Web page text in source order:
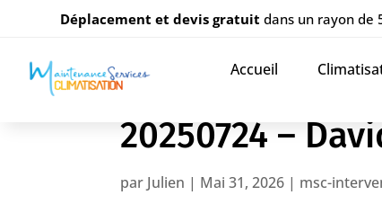
Déplacement et devis gratuitdans un rayon de
Accueil
20250724 –
par Julien | Mai 31, 2026 | msc-